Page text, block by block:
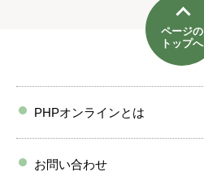
ページの
トップへ
PHPオンラインとは
お問い合わせ